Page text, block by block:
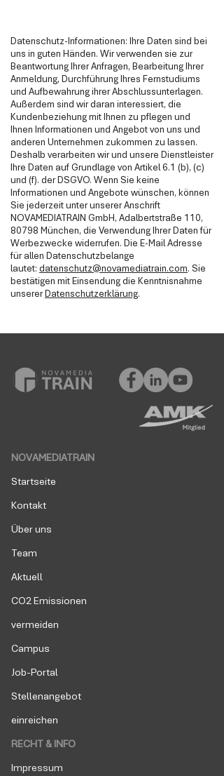
Datenschutz-Informationen: Ihre Daten sind bei
uns in guten Händen. Wir verwenden sie zur
Beantwortung Ihrer Anfragen, Bearbeitung Ihrer
Anmeldung, Durchführung Ihres Fernstudiums
und Aufbewahrung ihrer Abschlussunterlagen.
Außerdem sind wir daran interessiert, die
Kundenbeziehung mit Ihnen zu pflegen und
Ihnen Informationen und Angebot von uns und
anderen Unternehmen zukommen zu lassen.
Deshalb verarbeiten wir und unsere Dienstleister
Ihre Daten auf Grundlage von Artikel 6.1 (b), (c)
und (f). der DSGVO. Wenn Sie keine
Informationen und Angebote wünschen, können
Sie jederzeit unter unserer Anschrift
NOVAMEDIATRAIN GmbH, Adalbertstraße 110,
80798 München, die Verwendung Ihrer Daten für
Werbezwecke widerrufen. Die E-Mail Adresse
für allen Datenschutzbelange
lautet: datenschutz@novamediatrain.com. Sie
bestätigen mit Einsendung die Kenntnisnahme
unsererDatenschutzerklärung.
NOVAMEDIATRAIN
Startseite
Kontakt
Über uns
Team
Aktuell
CO2 Emissionen
vermeiden
Campus
Job-Portal
Stellenangebot
einreichen
RECHT & INFO
Impressum